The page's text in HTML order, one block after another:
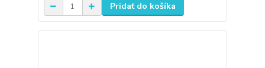
Pridať do košíka